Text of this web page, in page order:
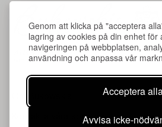
Genom att klicka på "acceptera
lagring av cookies på din enhet för
navigeringen på webbplatsen,
användning och anpassa vår
Acceptera
Avvisa icke-
Kontakta våra specialister